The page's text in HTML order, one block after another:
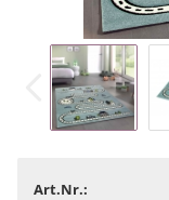
Art.Nr.: